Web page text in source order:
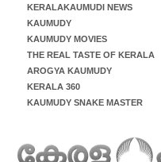
KERALAKAUMUDI NEWS
KAUMUDY
KAUMUDY MOVIES
THE REAL TASTE OF KERALA
AROGYA KAUMUDY
KERALA 360
KAUMUDY SNAKE MASTER